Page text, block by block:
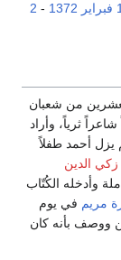
1372
-
2
من شعبان
شاعراً ثرياً، وأراد
يزل أحمد طفلاً
زكي الدين
وأدخله الكُتّاب
مريم في يوم
ووصف بأنه كان